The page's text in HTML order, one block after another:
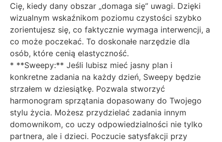
Cię, kiedy dany obszar „domaga się” uwagi. Dzięki
wizualnym wskaźnikom poziomu czystości szybko
zorientujesz się, co faktycznie wymaga interwencji, a
co może poczekać. To doskonałe narzędzie dla
osób, które cenią elastyczność.
* **Sweepy:** Jeśli lubisz mieć jasny plan i
konkretne zadania na każdy dzień, Sweepy będzie
strzałem w dziesiątkę. Pozwala stworzyć
harmonogram sprzątania dopasowany do Twojego
stylu życia. Możesz przydzielać zadania innym
domownikom, co uczy odpowiedzialności nie tylko
partnera, ale i dzieci. Poczucie satysfakcji przy